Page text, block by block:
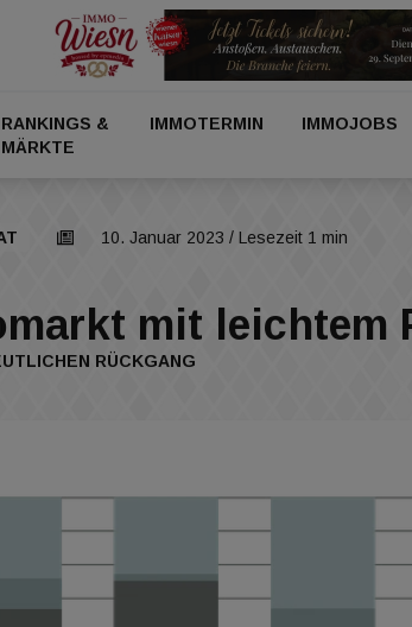
RANKINGS &
MÄRKTE
IMMOTERMIN IMMOJOBS
10. Januar 2023 / Lesezeit 1 min
mit leichtem
RÜCKGANG